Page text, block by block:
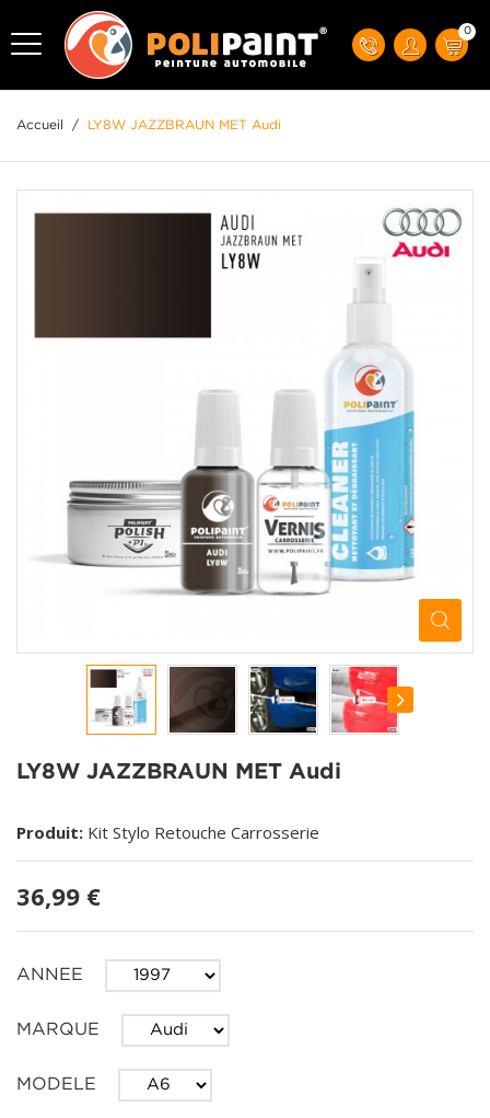
0
Accueil / LY8W JAZZBRAUN MET Audi
LY8W JAZZBRAUN MET Audi
Produit: Kit Stylo Retouche Carrosserie
36,99 €
ANNEE
MARQUE
MODELE